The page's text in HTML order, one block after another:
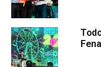
hospitalidad y
La jornada permitió
potencial del turismo
de los rubros que